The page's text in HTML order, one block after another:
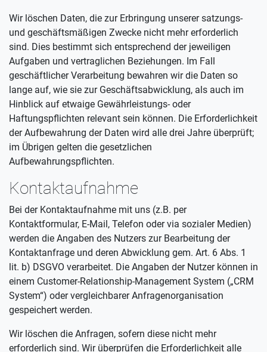
Wir löschen Daten, die zur Erbringung unserer satzungs-
und geschäftsmäßigen Zwecke nicht mehr erforderlich
sind. Dies bestimmt sich entsprechend der jeweiligen
Aufgaben und vertraglichen Beziehungen. Im Fall
geschäftlicher Verarbeitung bewahren wir die Daten so
lange auf, wie sie zur Geschäftsabwicklung, als auch im
Hinblick auf etwaige Gewährleistungs- oder
Haftungspflichten relevant sein können. Die Erforderlichkeit
der Aufbewahrung der Daten wird alle drei Jahre überprüft;
im Übrigen gelten die gesetzlichen
Aufbewahrungspflichten.
Kontaktaufnahme
Bei der Kontaktaufnahme mit uns (z.B. per
Kontaktformular, E-Mail, Telefon oder via sozialer Medien)
werden die Angaben des Nutzers zur Bearbeitung der
Kontaktanfrage und deren Abwicklung gem. Art. 6 Abs. 1
lit. b) DSGVO verarbeitet. Die Angaben der Nutzer können in
einem Customer-Relationship-Management System („CRM
System“) oder vergleichbarer Anfragenorganisation
gespeichert werden.
Wir löschen die Anfragen, sofern diese nicht mehr
erforderlich sind. Wir überprüfen die Erforderlichkeit alle